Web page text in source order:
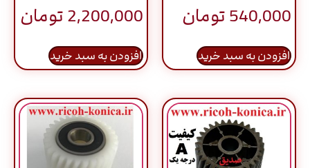
540,000تومان
افزودن به سبد خرید
2,200,000تومان
افزودن به سبد خرید